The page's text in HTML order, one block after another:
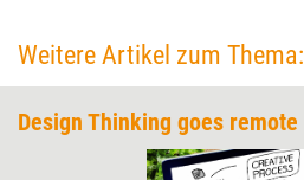
Weitere Artikel zum Thema:
Design Thinking goes remote